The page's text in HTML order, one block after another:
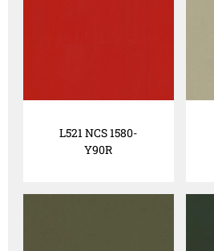
L521 NCS 1580-
Y90R